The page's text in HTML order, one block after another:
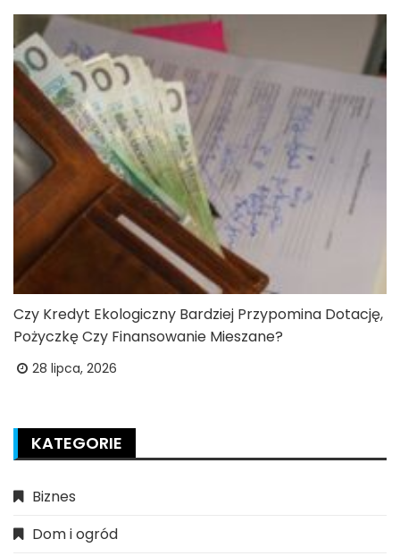
Czy Kredyt Ekologiczny Bardziej Przypomina Dotację,
Pożyczkę Czy Finansowanie Mieszane?
28 lipca, 2026
KATEGORIE
Biznes
Dom i ogród